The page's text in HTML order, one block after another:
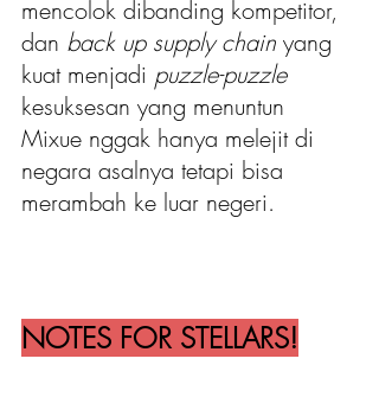
mencolok dibanding kompetitor,
dan back up supply chain yang
kuat menjadi puzzle-puzzle
kesuksesan yang menuntun
Mixue nggak hanya melejit di
negara asalnya tetapi bisa
merambah ke luar negeri.
NOTES FOR STELLARS!